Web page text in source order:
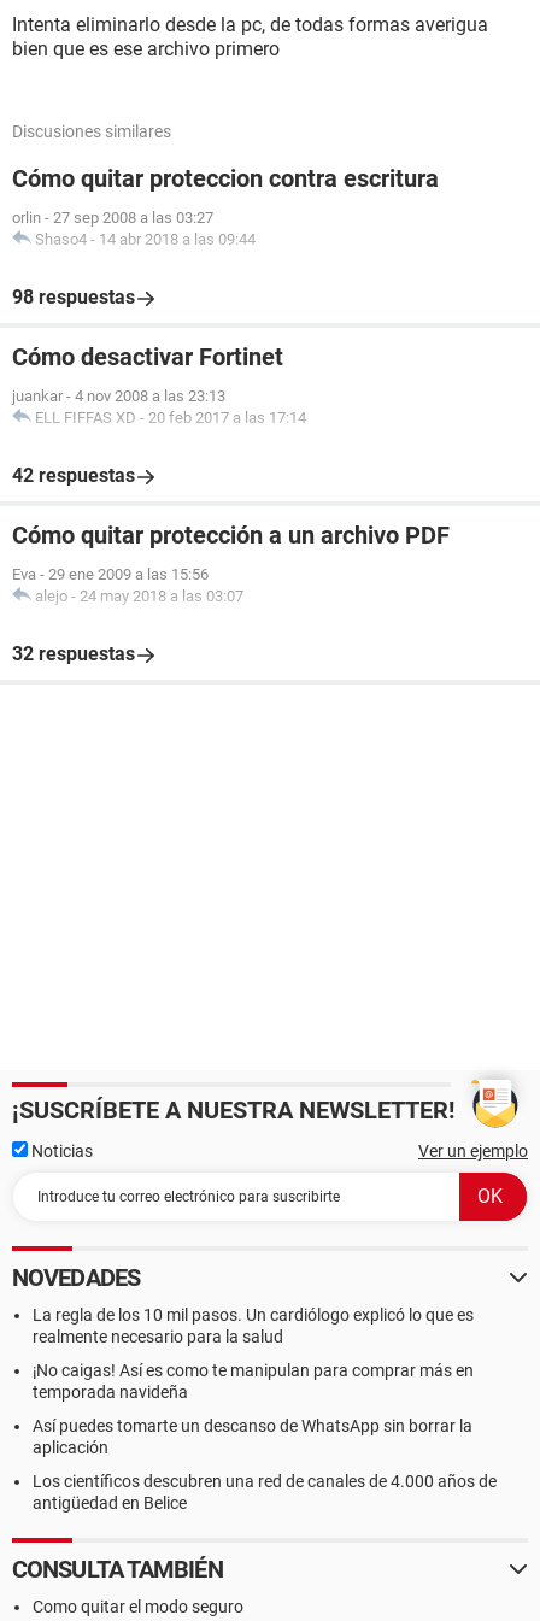
Intenta eliminarlo desde la pc, de todas formas averigua
bien que es ese archivo primero
Discusiones similares
Cómo quitar proteccion contra escritura
orlin - 27 sep 2008 a las 03:27
Shaso4 - 14 abr 2018 a las 09:44
98 respuestas
Cómo desactivar Fortinet
juankar - 4 nov 2008 a las 23:13
ELL FIFFAS XD - 20 feb 2017 a las 17:14
42 respuestas
Cómo quitar protección a un archivo PDF
Eva - 29 ene 2009 a las 15:56
alejo - 24 may 2018 a las 03:07
32 respuestas
¡SUSCRÍBETE A NUESTRA NEWSLETTER!
Noticias Ver un ejemplo
NOVEDADES
La regla de los 10 mil pasos. Un cardiólogo explicó lo que es
realmente necesario para la salud
¡No caigas! Así es como te manipulan para comprar más en
temporada navideña
Así puedes tomarte un descanso de WhatsApp sin borrar la
aplicación
Los científicos descubren una red de canales de 4.000 años de
antigüedad en Belice
CONSULTA TAMBIÉN
Como quitar el modo seguro